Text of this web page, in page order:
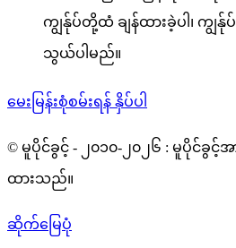
ကျွန်ုပ်တို့ထံ ချန်ထားခဲ့ပါ၊ က
သွယ်ပါမည်။
မေးမြန်းစုံစမ်းရန် နှိပ်ပါ
© မူပိုင်ခွင့် - ၂၀၁၀-၂၀၂၆ : မူပိုင်ခွ
ထားသည်။
ဆိုက်မြေပုံ